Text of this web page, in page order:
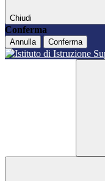
Chiudi
Conferma
Annulla Conferma